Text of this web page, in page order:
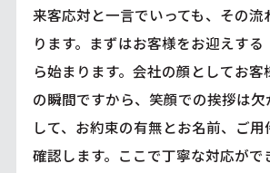
来客応対と一言でいっても、その流
ります。まずはお客様をお迎えする
ら始まります。会社の顔としてお客
の瞬間ですから、笑顔での挨拶は
して、お約束の有無とお名前、ご用
確認します。ここで丁寧な対応がで